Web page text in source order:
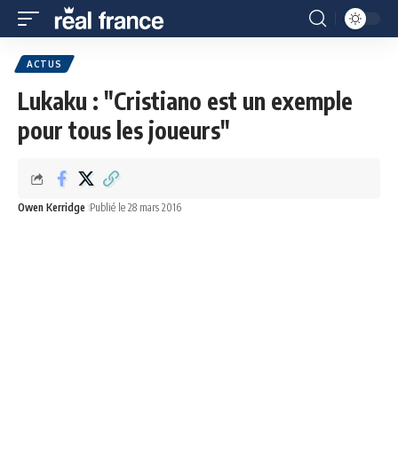
ACTUS
Lukaku : "Cristiano est un exemple
pour tous les joueurs"
Owen Kerridge Publié le 28 mars 2016